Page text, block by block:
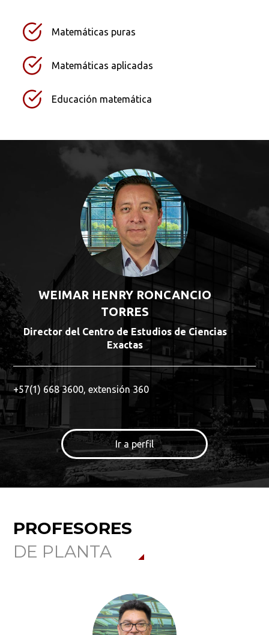
Matemáticas puras
Matemáticas aplicadas
Educación matemática
WEIMAR HENRY RONCANCIO
TORRES
Director del Centro de Estudios de Ciencias
Exactas
+57(1) 668 3600, extensión 360
Ir a perfil
PROFESORES
DE PLANTA